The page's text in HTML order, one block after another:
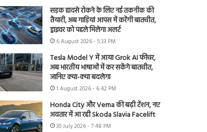
सड़क हादसे रोकने के लिए नई तकनीक की
तैयारी, अब गाड़ियां आपस में करेंगी बातचीत,
ड्राइवर को पहले मिलेगा अलर्ट
6 August 2026 - 5:33 PM
Tesla Model Y में आया Grok AI फीचर,
अब भारतीय भाषाओं में कर सकेंगे बातचीत,
जानिए क्या-क्या बदलेगा
1 August 2026 - 6:42 PM
Honda City और Verna की बढ़ी टेंशन, नए
अवतार में आ रही Skoda Slavia Facelift
30 July 2026 - 7:48 PM